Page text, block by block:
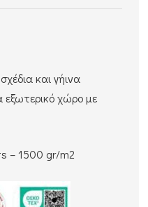
και γήινα
χώρο με
– 1500 gr/m2